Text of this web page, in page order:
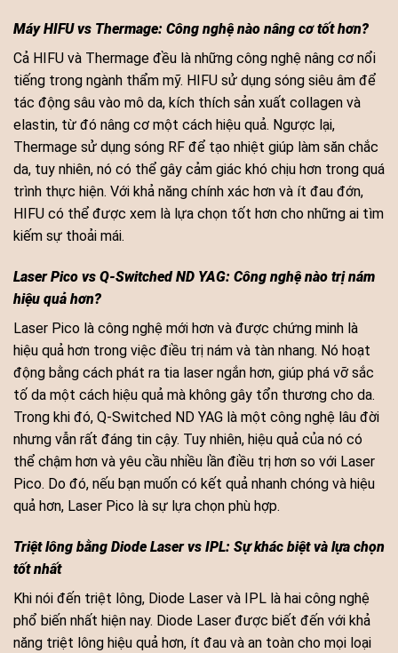
Máy HIFU vs Thermage: Công nghệ nào nâng cơ tốt hơn?
Cả HIFU và Thermage đều là những công nghệ nâng cơ nổi
tiếng trong ngành thẩm mỹ. HIFU sử dụng sóng siêu âm để
tác động sâu vào mô da, kích thích sản xuất collagen và
elastin, từ đó nâng cơ một cách hiệu quả. Ngược lại,
Thermage sử dụng sóng RF để tạo nhiệt giúp làm săn chắc
da, tuy nhiên, nó có thể gây cảm giác khó chịu hơn trong quá
trình thực hiện. Với khả năng chính xác hơn và ít đau đớn,
HIFU có thể được xem là lựa chọn tốt hơn cho những ai tìm
kiếm sự thoải mái.
Laser Pico vs Q-Switched ND YAG: Công nghệ nào trị nám
hiệu quả hơn?
Laser Pico là công nghệ mới hơn và được chứng minh là
hiệu quả hơn trong việc điều trị nám và tàn nhang. Nó hoạt
động bằng cách phát ra tia laser ngắn hơn, giúp phá vỡ sắc
tố da một cách hiệu quả mà không gây tổn thương cho da.
Trong khi đó, Q-Switched ND YAG là một công nghệ lâu đời
nhưng vẫn rất đáng tin cậy. Tuy nhiên, hiệu quả của nó có
thể chậm hơn và yêu cầu nhiều lần điều trị hơn so với Laser
Pico. Do đó, nếu bạn muốn có kết quả nhanh chóng và hiệu
quả hơn, Laser Pico là sự lựa chọn phù hợp.
Triệt lông bằng Diode Laser vs IPL: Sự khác biệt và lựa chọn
tốt nhất
Khi nói đến triệt lông, Diode Laser và IPL là hai công nghệ
phổ biến nhất hiện nay. Diode Laser được biết đến với khả
năng triệt lông hiệu quả hơn, ít đau và an toàn cho mọi loại